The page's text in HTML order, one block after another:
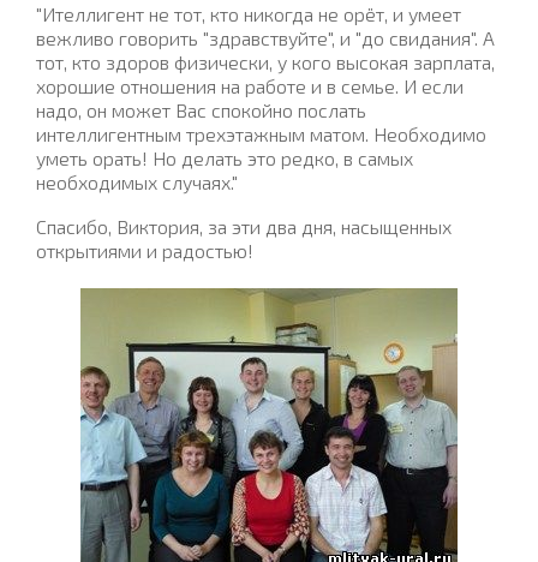
"Ителлигент не тот, кто никогда не орёт, и умеет
вежливо говорить "здравствуйте", и "до свидания". А
тот, кто здоров физически, у кого высокая зарплата,
хорошие отношения на работе и в семье. И если
надо, он может Вас спокойно послать
интеллигентным трехэтажным матом. Необходимо
уметь орать! Но делать это редко, в самых
необходимых случаях."
Спасибо, Виктория, за эти два дня, насыщенных
открытиями и радостью!